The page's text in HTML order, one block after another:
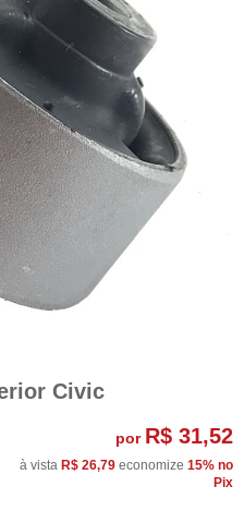
Civic
por R$ 31,52
à vista R$ 26,79 economize 15% no
Pix